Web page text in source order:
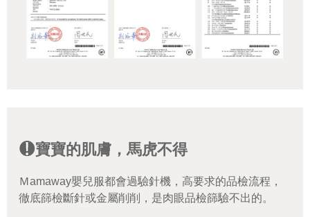
寶寶的肌膚，馬虎不得
Ｍamaway嬰兒服都會過驗針機，高要求的品檢流程，
徹底篩檢斷針或金屬削削，是肉眼品檢篩驗不出的。